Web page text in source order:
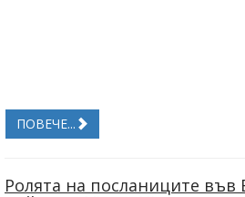
ПОВЕЧЕ...
Ролята на посланиците във